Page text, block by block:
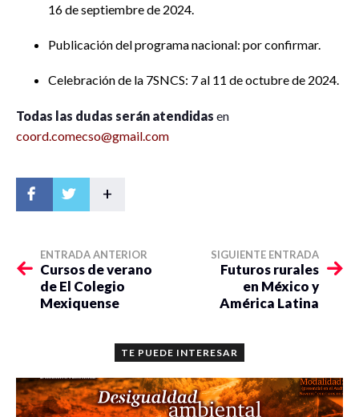
16 de septiembre de 2024.
Publicación del programa nacional: por confirmar.
Celebración de la 7SNCS: 7 al 11 de octubre de 2024.
Todas las dudas serán atendidas en
coord.comecso@gmail.com
+
ENTRADA ANTERIOR
Cursos de verano
de El Colegio
Mexiquense
SIGUIENTE ENTRADA
Futuros rurales
en México y
América Latina
TE PUEDE INTERESAR